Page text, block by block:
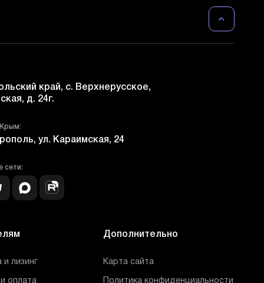
край, с. Верхнерусское,
д. 24г.
ул. Караимская, 24
сети:
и лизинг
оплата
Дополнительно
Карта сайта
Политика конфиденциальности